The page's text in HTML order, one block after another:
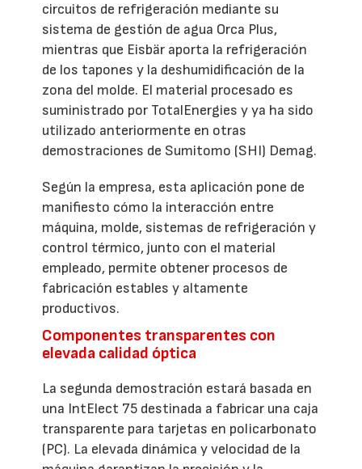
circuitos de refrigeración mediante su
sistema de gestión de agua Orca Plus,
mientras que Eisbär aporta la refrigeración
de los tapones y la deshumidificación de la
zona del molde. El material procesado es
suministrado por TotalEnergies y ya ha sido
utilizado anteriormente en otras
demostraciones de Sumitomo (SHI) Demag.
Según la empresa, esta aplicación pone de
manifiesto cómo la interacción entre
máquina, molde, sistemas de refrigeración y
control térmico, junto con el material
empleado, permite obtener procesos de
fabricación estables y altamente
productivos.
Componentes transparentes con
elevada calidad óptica
La segunda demostración estará basada en
una IntElect 75 destinada a fabricar una caja
transparente para tarjetas en policarbonato
(PC). La elevada dinámica y velocidad de la